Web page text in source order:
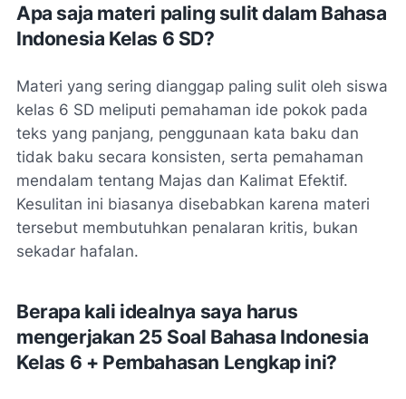
Apa saja materi paling sulit dalam Bahasa
Indonesia Kelas 6 SD?
Materi yang sering dianggap paling sulit oleh siswa
kelas 6 SD meliputi pemahaman ide pokok pada
teks yang panjang, penggunaan kata baku dan
tidak baku secara konsisten, serta pemahaman
mendalam tentang Majas dan Kalimat Efektif.
Kesulitan ini biasanya disebabkan karena materi
tersebut membutuhkan penalaran kritis, bukan
sekadar hafalan.
Berapa kali idealnya saya harus
mengerjakan 25 Soal Bahasa Indonesia
Kelas 6 + Pembahasan Lengkap ini?